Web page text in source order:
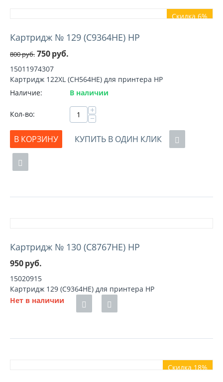
Скидка 6%
Картридж № 129 (C9364HE) HP
800руб. 750руб.
15011974307
Картридж 122XL (CH564HE) для принтера HP
Наличие:
В наличии
Кол-во: +
−
В КОРЗИНУ
КУПИТЬ В ОДИН КЛИК
Картридж № 130 (C8767HE) HP
950руб.
15020915
Картридж 129 (C9364HE) для принтера HP
Нет в наличии
Скидка 18%